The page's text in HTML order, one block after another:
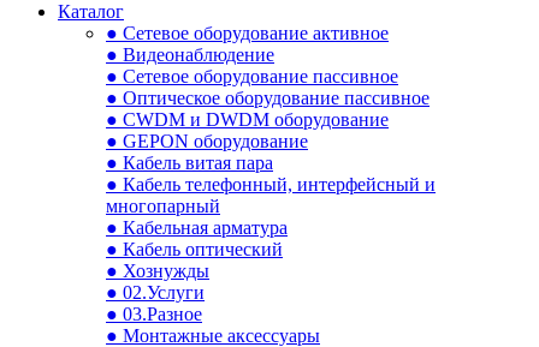
Каталог
● Сетевое оборудование активное
● Видеонаблюдение
● Сетевое оборудование пассивное
● Оптическое оборудование пассивное
● CWDM и DWDM оборудование
● GEPON оборудование
● Кабель витая пара
● Кабель телефонный, интерфейсный и
многопарный
● Кабельная арматура
● Кабель оптический
● Хознужды
● 02.Услуги
● 03.Разное
● Монтажные аксессуары